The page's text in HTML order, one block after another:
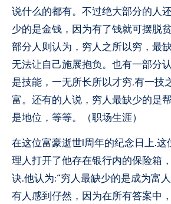
说什么的都有。不过绝大部分的人
少的是金钱，因为有了钱就可摆脱
部分人则认为，穷人之所以穷，最
无法让自己施展抱负。也有一部分
是技能，一无所长所以才穷.有一技
富。还有的人说，穷人最缺少的是
是地位，等等。（职场生涯）
在这位富豪逝世I周年的纪念日上.这
理人打开了他存在银行内的保险箱
诀.他认为:“穷人最缺少的是成为富
有人感到仔然，因为在所有答案中